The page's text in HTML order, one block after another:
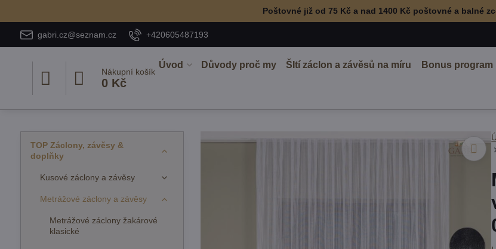
Poštovné již od 75 Kč a nad 1400 Kč poštovné a balné
gabri.cz@seznam.cz +420605487193
Nákupní košík
0 Kč
Úvod Důvody proč my ŠItí záclon a závěsů na míru Bonus program
TOP Záclony, závěsy &
doplňky
Kusové záclony a závěsy
Metrážové záclony a závěsy
Metrážové záclony žakárové
klasické